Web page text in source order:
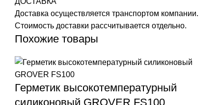
Доставка осуществляется транспортом компании.
Стоимость доставки рассчитывается отдельно.
Похожие товары
Герметик высокотемпературный
силиконовый GROVER FS100